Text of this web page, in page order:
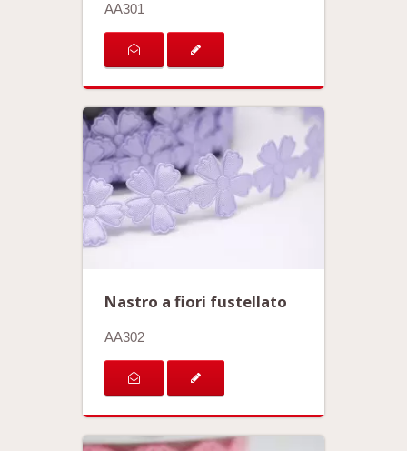
AA301
Nastro a fiori fustellato
AA302